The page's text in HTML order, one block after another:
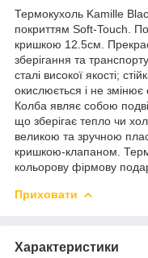
Термокухоль Kamille
покриттям Soft-Touch.
кришкою 12.5см.
зберігання та
сталі високої якості;
окислюється і не змінює
Колба являє собою
що зберігає тепло чи
великою та зручною
кришкою-клапаном.
кольорову фірмову
Приховати
Характеристики